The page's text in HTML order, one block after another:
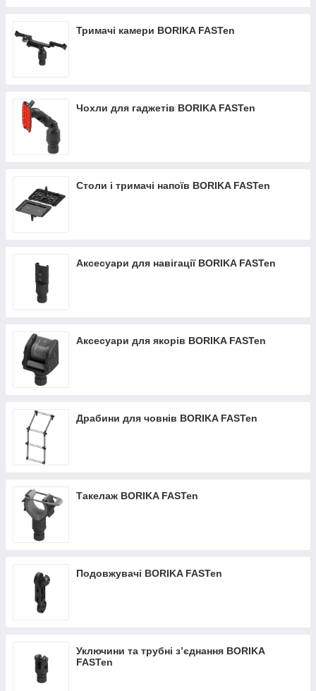
Тримачі камери BORIKA FASTen
Чохли для гаджетів BORIKA FASTen
Столи і тримачі напоїв BORIKA FASTen
Аксесуари для навігації BORIKA FASTen
Аксесуари для якорів BORIKA FASTen
Драбини для човнів BORIKA FASTen
Такелаж BORIKA FASTen
Подовжувачі BORIKA FASTen
Уключини та трубні з’єднання BORIKA
FASTen